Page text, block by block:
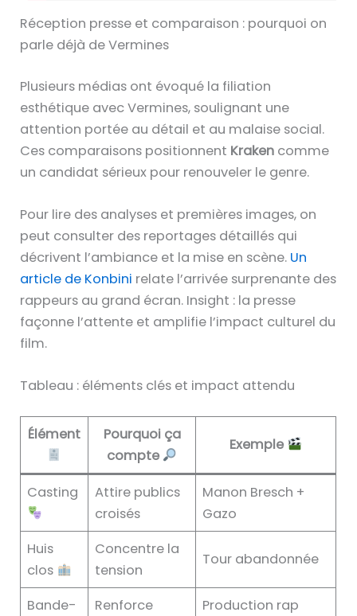
Réception presse et comparaison : pourquoi on
parle déjà de Vermines
Plusieurs médias ont évoqué la filiation
esthétique avec Vermines, soulignant une
attention portée au détail et au malaise social.
Ces comparaisons positionnent Kraken comme
un candidat sérieux pour renouveler le genre.
Pour lire des analyses et premières images, on
peut consulter des reportages détaillés qui
décrivent l’ambiance et la mise en scène. Un
article de Konbini relate l’arrivée surprenante des
rappeurs au grand écran. Insight : la presse
façonne l’attente et amplifie l’impact culturel du
film.
Tableau : éléments clés et impact attendu
Élément
Pourquoi ça
compte
Exemple
Casting
Attire publics
croisés
Manon Bresch +
Gazo
Huis
clos
Concentre la
tension
Tour abandonnée
Bande-
Renforce
Production rap